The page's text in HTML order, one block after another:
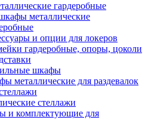
гардеробные
металлические
и опции для локеров
гардеробные, опоры, цоколи
шкафы
металлические для раздевалок
стеллажи
и комплектующие для